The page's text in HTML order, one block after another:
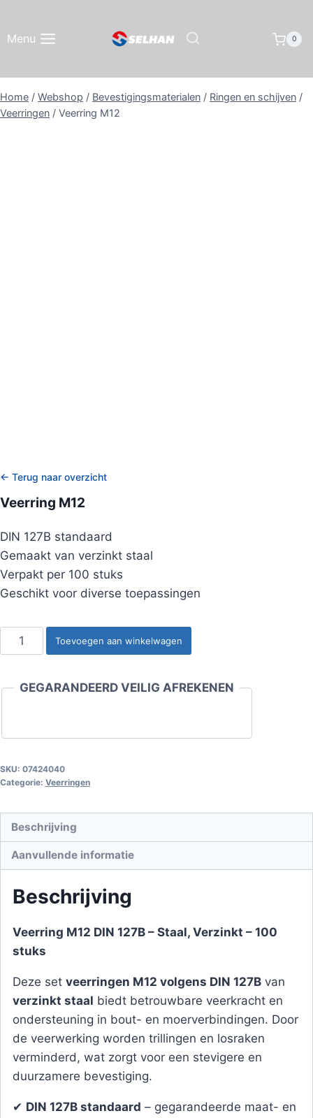
inhoud
Menu 0
Home / Webshop / Bevestigingsmaterialen / Ringen en schijven /
Veerringen / Veerring M12
← Terug naar overzicht
Veerring M12
DIN 127B standaard
Gemaakt van verzinkt staal
Verpakt per 100 stuks
Geschikt voor diverse toepassingen
Veerring
M12
Toevoegen aan winkelwagen
GEGARANDEERD VEILIG AFREKENEN
SKU: 07424040
Categorie: Veerringen
Beschrijving
Aanvullende informatie
Beschrijving
Veerring M12 DIN 127B – Staal, Verzinkt – 100
stuks
Deze set veerringen M12 volgens DIN 127B van
verzinkt staal biedt betrouwbare veerkracht en
ondersteuning in bout- en moerverbindingen. Door
de veerwerking worden trillingen en losraken
verminderd, wat zorgt voor een stevigere en
duurzamere bevestiging.
✔ DIN 127B standaard – gegarandeerde maat- en